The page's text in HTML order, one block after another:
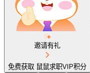
邀请有礼
免费获取 鼠鼠求职VIP积分